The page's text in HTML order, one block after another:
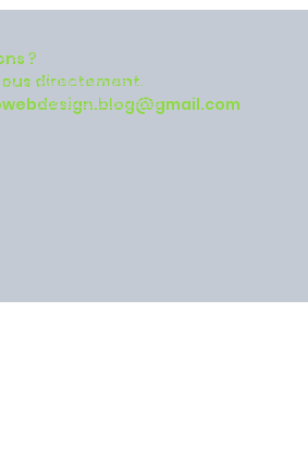
?
directement.
Politique de cookies
Mentions légales
Contact
Paris, France